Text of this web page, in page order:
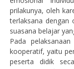
prilakunya, oleh
terlaksana dengan
suasana belajar
Pada
kooperatif, yaitu
peserta didik